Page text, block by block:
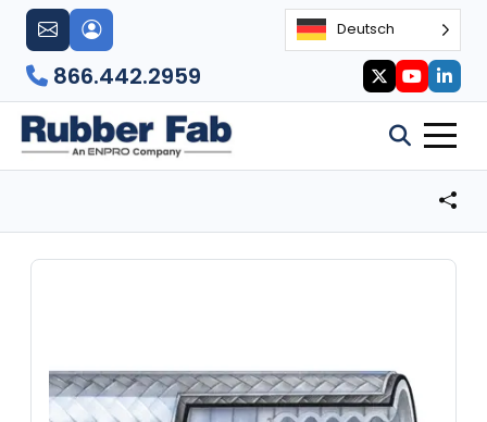
Deutsch
866.442.2959